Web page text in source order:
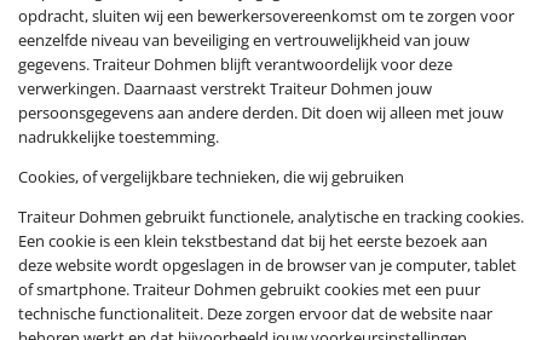
opdracht, sluiten wij een bewerkersovereenkomst om te zorgen voor
eenzelfde niveau van beveiliging en vertrouwelijkheid van jouw
gegevens. Traiteur Dohmen blijft verantwoordelijk voor deze
verwerkingen. Daarnaast verstrekt Traiteur Dohmen jouw
persoonsgegevens aan andere derden. Dit doen wij alleen met jouw
nadrukkelijke toestemming.
Cookies, of vergelijkbare technieken, die wij gebruiken
Traiteur Dohmen gebruikt functionele, analytische en tracking cookies.
Een cookie is een klein tekstbestand dat bij het eerste bezoek aan
deze website wordt opgeslagen in de browser van je computer, tablet
of smartphone. Traiteur Dohmen gebruikt cookies met een puur
technische functionaliteit. Deze zorgen ervoor dat de website naar